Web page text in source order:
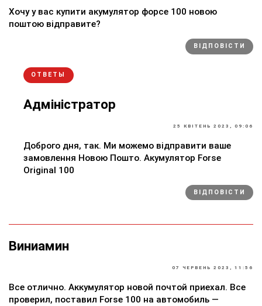
Хочу у вас купити акумулятор форсе 100 новою
поштою відправите?
ВІДПОВІСТИ
ОТВЕТЫ
Адміністратор
25 КВІТЕНЬ 2023, 09:06
Доброго дня, так. Ми можемо відправити ваше
замовлення Новою Пошто. Акумулятор Forse
Original 100
ВІДПОВІСТИ
Виниамин
07 ЧЕРВЕНЬ 2023, 11:56
Все отлично. Аккумулятор новой почтой приехал. Все
проверил, поставил Forse 100 на автомобиль —